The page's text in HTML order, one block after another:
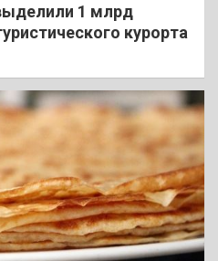
1 млрд
курорта